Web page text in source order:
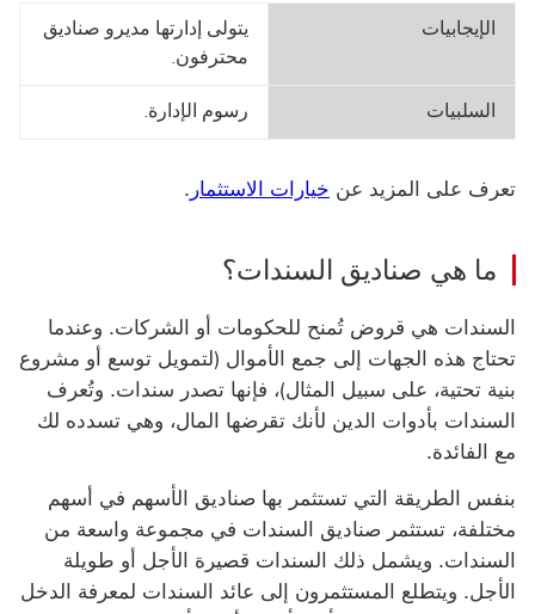
الإيجابيات
‏‫يتولى إدارتها مديرو صناديق
محترفون.
السلبيات رسوم الإدارة.
تعرف على المزيد عن خيارات الاستثمار .
ما هي صناديق السندات؟
السندات هي قروض تُمنح للحكومات أو الشركات. وعندما
تحتاج هذه الجهات إلى جمع الأموال (لتمويل توسع أو مشروع
بنية تحتية، على سبيل المثال)، فإنها تصدر سندات. وتُعرف
السندات بأدوات الدين لأنك تقرضها المال، وهي تسدده لك
مع الفائدة.
‏‫بنفس الطريقة التي تستثمر بها صناديق الأسهم في أسهم
مختلفة، تستثمر صناديق السندات في مجموعة واسعة من
السندات.‬‏‫ ويشمل ذلك السندات قصيرة الأجل أو طويلة
الأجل. ويتطلع المستثمرون إلى عائد السندات لمعرفة الدخل